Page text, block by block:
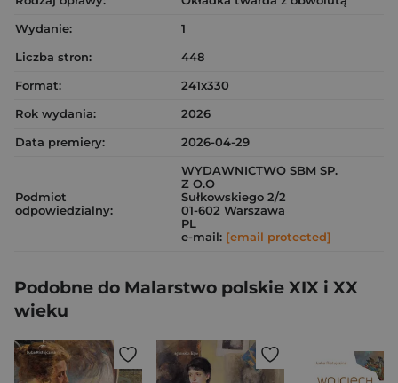
Wydanie:
1
Liczba stron:
448
Format:
241x330
Rok wydania:
2026
Data premiery:
2026-04-29
Podmiot
odpowiedzialny:
WYDAWNICTWO SBM SP.
Z O.O
Sułkowskiego 2/2
01-602 Warszawa
PL
e-mail: [email protected]
Podobne do Malarstwo polskie XIX i XX
wieku